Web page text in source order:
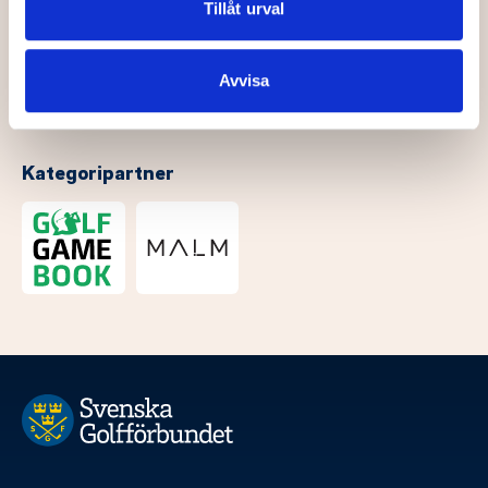
Dessa kan i sin tur kombinera informationen med annan
information som du har tillhandahållit eller som de har
Tillåt urval
Avvisa
Kategoripartner